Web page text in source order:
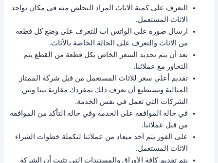
التعرف على كمية الاثاث المراد التخلص منه في مكان تواجد
الاثاث المستعمل.
ارسال صورة على الواتس اب للتعرف على وضع كل قطعة
من الاثاث والتعرف على الحالة الخاصة بالأثاث.
بعد أن يتم تحديد السعر الخاص بكل قطعة من القطع يتم
التحاور مع عملائنا.
تقديم أعلى سعر للاثاث المستعمل من قبل شركة الممتاز
المثالية وتستطيع أن تعرف ذلك بمفردك مقارنة بينا وبين
الشركات التي تعمل في نفس الخدمة.
في حالة الموافقة على الخدمة وفي حالة التأكد من الموافقة
من قبل عملائنا.
على الفور يتم أخذ ميعاد من عملائنا لتكملة خطوات الشراء
الاثاث المستعمل.
يتم تقديم كافة الأوراق والمستندات التي تثبت أن الشركة